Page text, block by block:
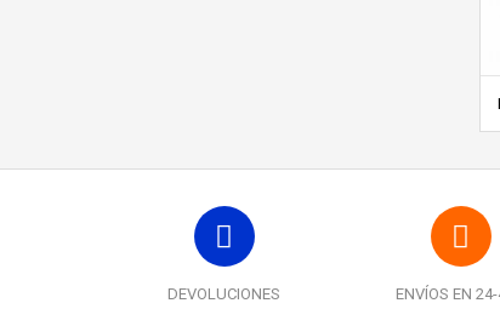
DEVOLUCIONES ENVÍOS EN